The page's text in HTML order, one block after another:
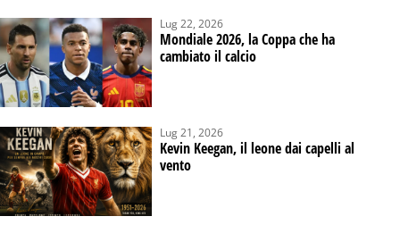
Mondiale 2026, la Coppa che ha
cambiato il calcio
Lug 22, 2026
Kevin Keegan, il leone dai capelli al
vento
Lug 21, 2026